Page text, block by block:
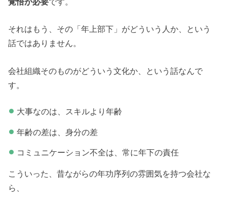
それはもう、その「年上部下」がどういう人か、という
話ではありません。
会社組織そのものがどういう文化か、という話なんで
す。
大事なのは、スキルより年齢
年齢の差は、身分の差
コミュニケーション不全は、常に年下の責任
こういった、昔ながらの年功序列の雰囲気を持つ会社な
ら、